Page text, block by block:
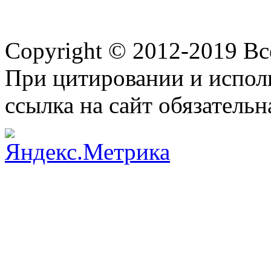
Copyright © 2012-2019
При цитировании и
ссылка на сайт